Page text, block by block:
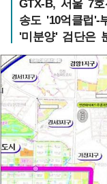
GTX-B, 서울 7
송도 '10억클럽'-
'미분양' 검단은